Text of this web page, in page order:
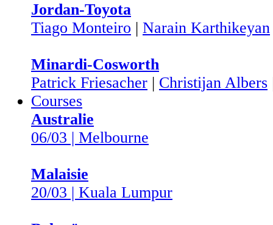
Jordan-Toyota
Tiago Monteiro | Narain Karthikeyan
Minardi-Cosworth
Patrick Friesacher | Christijan Albers
Courses
Australie
06/03 | Melbourne
Malaisie
20/03 | Kuala Lumpur